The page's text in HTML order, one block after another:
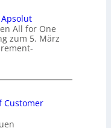
All for One
zum 5. März
Customer